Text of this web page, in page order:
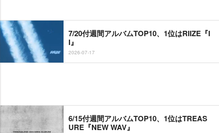
7/20付週間アルバムTOP10、1位はRIIZE『I
I』
2026-07-17
6/15付週間アルバムTOP10、1位はTREAS
URE『NEW WAV』